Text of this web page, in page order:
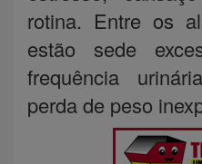
rotina. Entre os
estão sede
frequência
perda de peso